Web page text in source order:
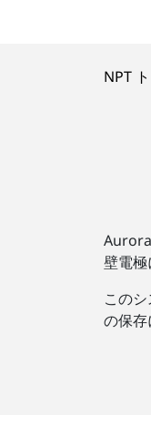
NPT
壁電極
この
の保存